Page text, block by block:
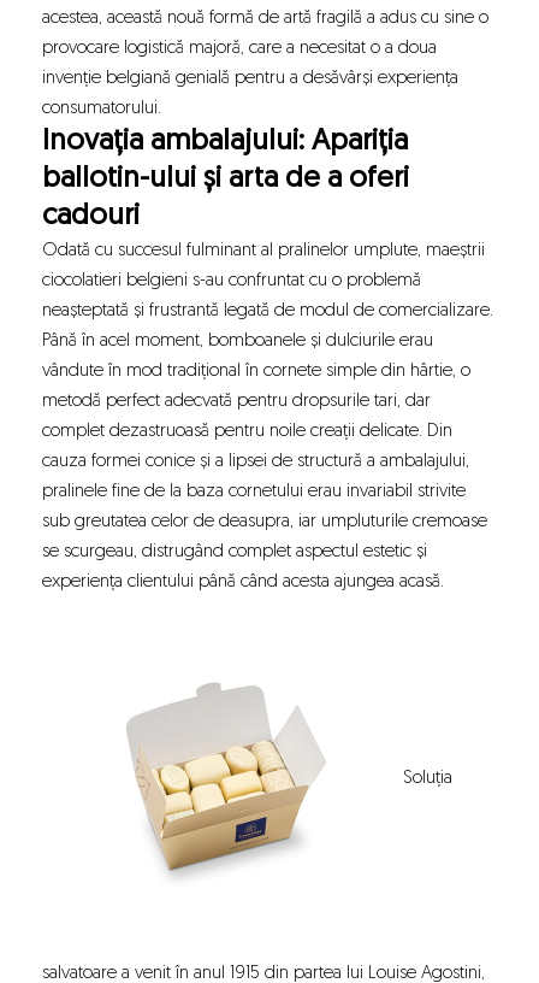
acestea, această nouă formă de artă fragilă a adus cu sine o
provocare logistică majoră, care a necesitat o a doua
invenție belgiană genială pentru a desăvârși experiența
consumatorului.
Inovația ambalajului: Apariția
ballotin-ului și arta de a oferi
cadouri
Odată cu succesul fulminant al pralinelor umplute, maeștrii
ciocolatieri belgieni s-au confruntat cu o problemă
neașteptată și frustrantă legată de modul de comercializare.
Până în acel moment, bomboanele și dulciurile erau
vândute în mod tradițional în cornete simple din hârtie, o
metodă perfect adecvată pentru dropsurile tari, dar
complet dezastruoasă pentru noile creații delicate. Din
cauza formei conice și a lipsei de structură a ambalajului,
pralinele fine de la baza cornetului erau invariabil strivite
sub greutatea celor de deasupra, iar umpluturile cremoase
se scurgeau, distrugând complet aspectul estetic și
experiența clientului până când acesta ajungea acasă.
Soluția
salvatoare a venit în anul 1915 din partea lui Louise Agostini,